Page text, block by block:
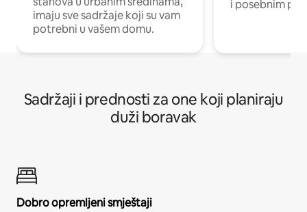
imaju sve sadržaje koji su vam
potrebni u vašem domu.
i posebnim
Sadržaji i prednosti za one koji planiraju
duži boravak
Dobro opremljeni smještaji